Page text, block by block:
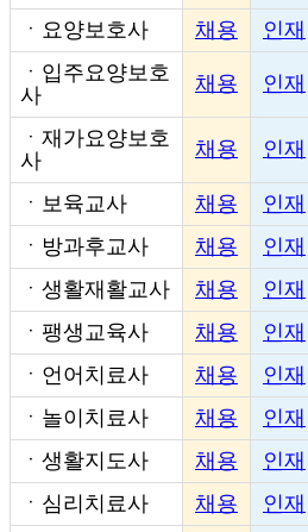
ㆍ 요양보호사 채용
인재
ㆍ 입주요양보호
사
채용 인재
ㆍ 재가요양보호
사
채용 인재
ㆍ 보육교사 채용
인재
ㆍ 방과후교사 채용
인재
ㆍ 생활재활교사 채용
인재
ㆍ 팽생교육사 채용
인재
ㆍ 언어치료사 채용
인재
ㆍ 놀이치료사 채용
인재
ㆍ 생활지도사 채용
인재
ㆍ 심리치료사 채용
인재